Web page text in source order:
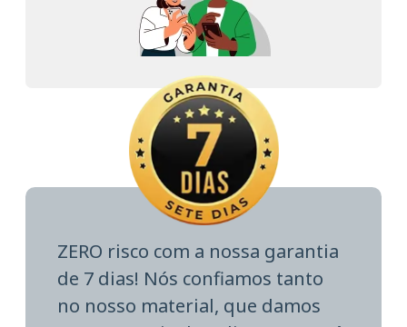
ZERO risco com a nossa garantia
de 7 dias! Nós confiamos tanto
no nosso material, que damos